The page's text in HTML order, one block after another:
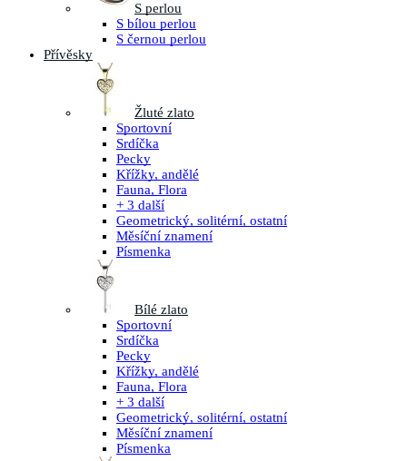
S perlou
S bílou perlou
S černou perlou
Přívěsky
Žluté zlato
Sportovní
Srdíčka
Pecky
Křížky, andělé
Fauna, Flora
+ 3 další
Geometrický, solitérní, ostatní
Měsíční znamení
Písmenka
Bílé zlato
Sportovní
Srdíčka
Pecky
Křížky, andělé
Fauna, Flora
+ 3 další
Geometrický, solitérní, ostatní
Měsíční znamení
Písmenka